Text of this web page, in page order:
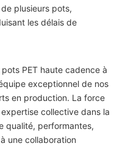
plusieurs pots,
les délais de
PET haute cadence à
exceptionnel de nos
en production. La force
collective dans la
qualité, performantes,
une collaboration